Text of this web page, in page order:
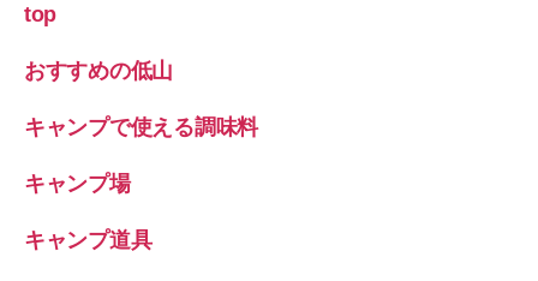
top
おすすめの低山
キャンプで使える調味料
キャンプ場
キャンプ道具